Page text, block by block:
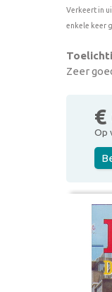
Verkeert in
enkele keer
Zeer
€
Op